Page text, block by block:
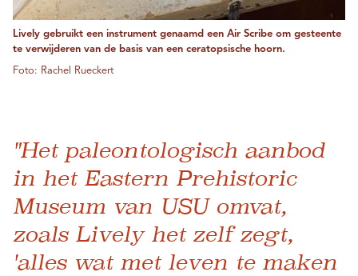
Lively gebruikt een instrument genaamd een Air Scribe om gesteente
te verwijderen van de basis van een ceratopsische hoorn.
Foto: Rachel Rueckert
"Het paleontologisch aanbod
in het Eastern Prehistoric
Museum van USU omvat,
zoals Lively het zelf zegt,
'alles wat met leven te maken